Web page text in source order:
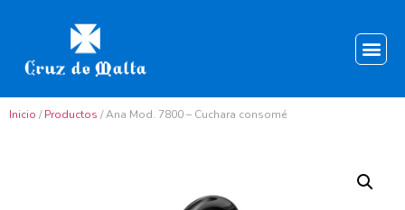
Inicio /Productos / Ana Mod. 7800 – Cuchara consomé